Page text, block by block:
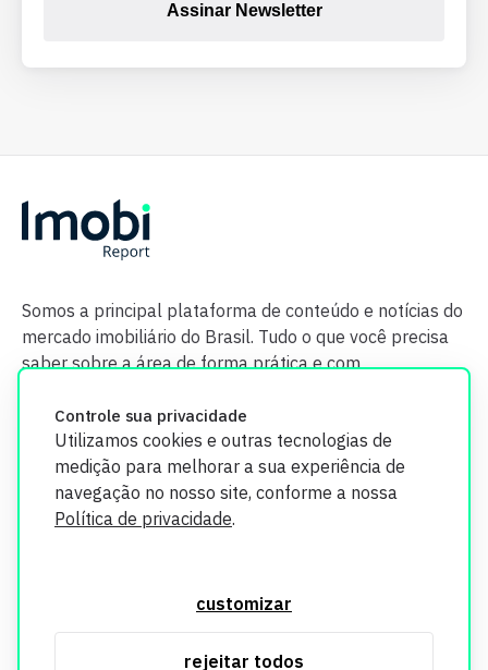
Controle sua privacidade
Utilizamos cookies e outras tecnologias de
medição para melhorar a sua experiência de
navegação no nosso site, conforme a nossa
Política de privacidade.
customizar
rejeitar todos
Assinar Newsletter
Somos a principal plataforma de conteúdo e notícias do
mercado imobiliário do Brasil. Tudo o que você precisa
saber sobre a área de forma prática e com
segurança. Todos os dados coletados em nosso site são
utilizados exclusivamente para fins de aprimoramento de
informações, consulte nossa Política de Privacidade.